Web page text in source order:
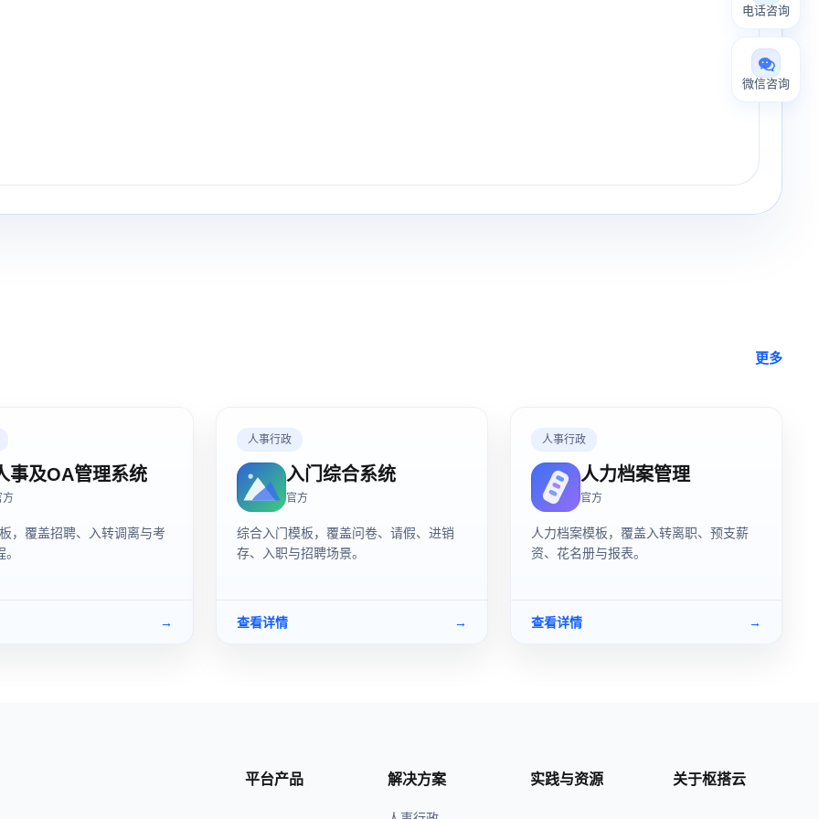
更多
事及OA管理系统
方
，覆盖招聘、入转调离与考
→
人事行政
入门综合系统
官方
综合入门模板，覆盖问卷、请假、进销
存、入职与招聘场景。
查看详情 →
人事行政
人力档案管理
官方
人力档案模板，覆盖入转离职、预支薪
资、花名册与报表。
查看详情 →
电话咨询
微信咨询
平台产品 解决方案 实践与资源 关于枢搭云